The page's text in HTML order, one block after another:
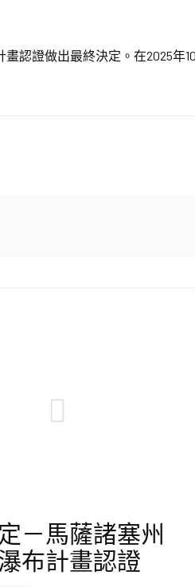
認證做出最終決定。在2025年
－馬薩諸塞州
布計畫認證